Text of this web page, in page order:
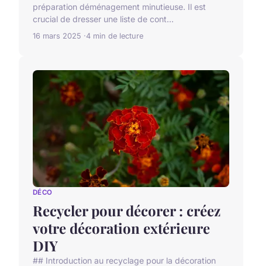
préparation déménagement minutieuse. Il est
crucial de dresser une liste de cont...
16 mars 2025 4 min de lecture
DÉCO
Recycler pour décorer : créez
votre décoration extérieure
DIY
## Introduction au recyclage pour la décoration